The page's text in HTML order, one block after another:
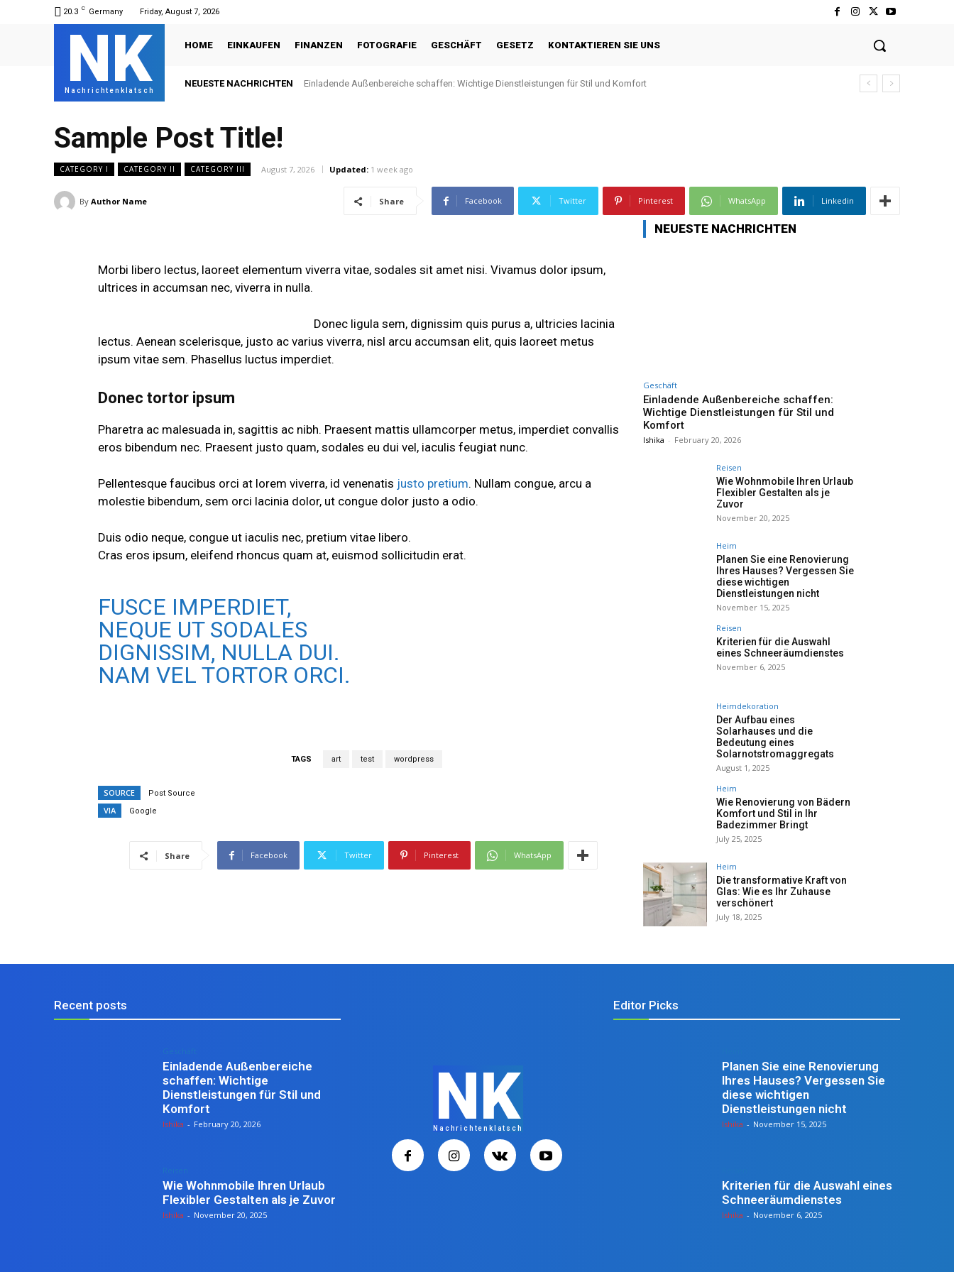
20.3 C Germany Friday, August 7, 2026
NK
Nachrichtenklatsch
HOME EINKAUFEN FINANZEN FOTOGRAFIE GESCHÄFT GESETZ KONTAKTIEREN SIE UNS
NEUESTE NACHRICHTEN Einladende Außenbereiche schaffen: Wichtige Dienstleistungen für Stil und Komfort
Sample Post Title!
CATEGORY I CATEGORY II CATEGORY III August 7, 2026 Updated: 1 week ago
By Author Name Share Facebook Twitter Pinterest WhatsApp Linkedin
Morbi libero lectus, laoreet elementum viverra vitae, sodales sit amet nisi. Vivamus dolor ipsum,
ultrices in accumsan nec, viverra in nulla.
Donec ligula sem, dignissim quis purus a, ultricies lacinia
lectus. Aenean scelerisque, justo ac varius viverra, nisl arcu accumsan elit, quis laoreet metus
ipsum vitae sem. Phasellus luctus imperdiet.
Donec tortor ipsum
Pharetra ac malesuada in, sagittis ac nibh. Praesent mattis ullamcorper metus, imperdiet convallis
eros bibendum nec. Praesent justo quam, sodales eu dui vel, iaculis feugiat nunc.
Pellentesque faucibus orci at lorem viverra, id venenatis justo pretium. Nullam congue, arcu a
molestie bibendum, sem orci lacinia dolor, ut congue dolor justo a odio.
Duis odio neque, congue ut iaculis nec, pretium vitae libero.
Cras eros ipsum, eleifend rhoncus quam at, euismod sollicitudin erat.
FUSCE IMPERDIET,
NEQUE UT SODALES
DIGNISSIM, NULLA DUI.
NAM VEL TORTOR ORCI.
TAGS art test wordpress
SOURCE Post Source
VIA Google
Share Facebook Twitter Pinterest WhatsApp
NEUESTE NACHRICHTEN
Geschäft
Einladende Außenbereiche schaffen:
Wichtige Dienstleistungen für Stil und
Komfort
Ishika - February 20, 2026
Reisen
Wie Wohnmobile Ihren Urlaub
Flexibler Gestalten als je
Zuvor
November 20, 2025
Heim
Planen Sie eine Renovierung
Ihres Hauses? Vergessen Sie
diese wichtigen
Dienstleistungen nicht
November 15, 2025
Reisen
Kriterien für die Auswahl
eines Schneeräumdienstes
November 6, 2025
Heimdekoration
Der Aufbau eines
Solarhauses und die
Bedeutung eines
Solarnotstromaggregats
August 1, 2025
Heim
Wie Renovierung von Bädern
Komfort und Stil in Ihr
Badezimmer Bringt
July 25, 2025
Heim
Die transformative Kraft von
Glas: Wie es Ihr Zuhause
verschönert
July 18, 2025
Recent posts
Einladende Außenbereiche
schaffen: Wichtige
Dienstleistungen für Stil und
Komfort
Ishika - February 20, 2026
Wie Wohnmobile Ihren Urlaub
Flexibler Gestalten als je Zuvor
Ishika - November 20, 2025
NK
Nachrichtenklatsch
Editor Picks
Planen Sie eine Renovierung
Ihres Hauses? Vergessen Sie
diese wichtigen
Dienstleistungen nicht
Ishika - November 15, 2025
Kriterien für die Auswahl eines
Schneeräumdienstes
Ishika - November 6, 2025